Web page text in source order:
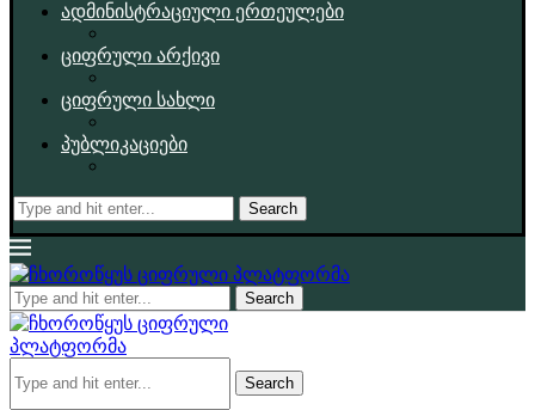
ადმინისტრაციული ერთეულები
ციფრული არქივი
ციფრული სახლი
პუბლიკაციები
Search
Search
Search